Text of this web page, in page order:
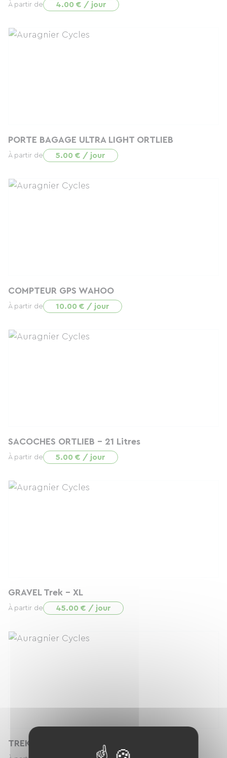
À partir de 4.00 € / jour
PORTE BAGAGE ULTRA LIGHT ORTLIEB
À partir de 5.00 € / jour
COMPTEUR GPS WAHOO
À partir de 10.00 € / jour
SACOCHES ORTLIEB - 21 Litres
À partir de 5.00 € / jour
GRAVEL Trek - XL
À partir de 45.00 € / jour
TREK POWERFLY +